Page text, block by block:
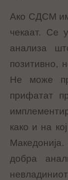
Ако СДСМ
чекаат. Се
анализа
позитивно,
Не може
прифатат
како и на
добра